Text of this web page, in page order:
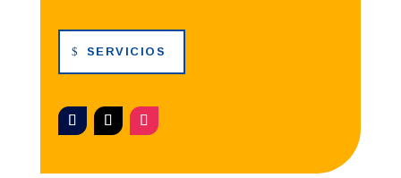
SERVICIOS